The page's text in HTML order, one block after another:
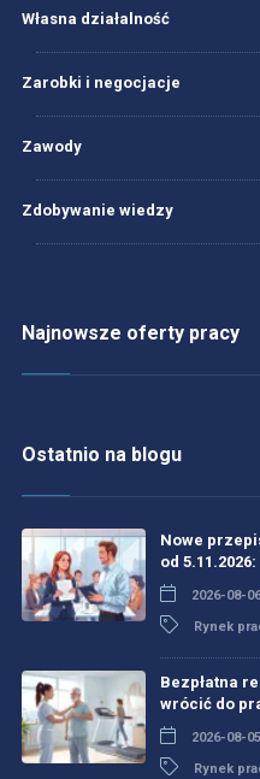
Własna działalność
Zarobki i negocjacje
Zawody
Zdobywanie wiedzy
Najnowsze oferty pracy
Ostatnio na blogu
Nowe
od
2026-08-
Rynek
Bezpłatna
wrócić do
2026-08-
Rynek